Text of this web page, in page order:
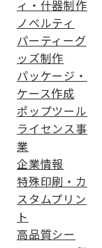
ィ・什器制作
ノベルティ
パーティーグ
ッズ制作
パッケージ・
ケース作成
ポップツール
ライセンス事
業
企業情報
特殊印刷・カ
スタムプリン
ト
高品質シー